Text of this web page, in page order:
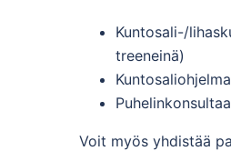
Kuntosali-/
treeneinä)
Voit myös yhdistää